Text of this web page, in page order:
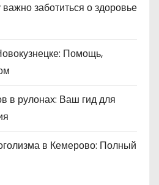
заботиться о здоровье
Помощь,
в рулонах: Ваш гид для
в Кемерово: Полный